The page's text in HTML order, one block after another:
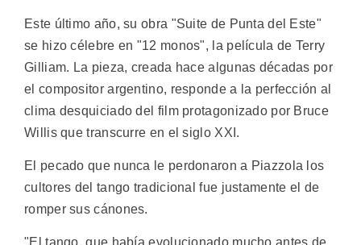
Este último año, su obra "Suite de Punta del Este"
se hizo célebre en "12 monos", la película de Terry
Gilliam. La pieza, creada hace algunas décadas por
el compositor argentino, responde a la perfección al
clima desquiciado del film protagonizado por Bruce
Willis que transcurre en el siglo XXI.
El pecado que nunca le perdonaron a Piazzola los
cultores del tango tradicional fue justamente el de
romper sus cánones.